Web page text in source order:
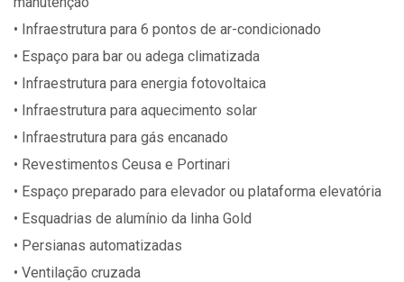
• Infraestrutura para 6 pontos de ar-condicionado
• Espaço para bar ou adega climatizada
• Infraestrutura para energia fotovoltaica
• Infraestrutura para aquecimento solar
• Infraestrutura para gás encanado
• Revestimentos Ceusa e Portinari
• Espaço preparado para elevador ou plataforma elevatória
• Esquadrias de alumínio da linha Gold
• Persianas automatizadas
• Ventilação cruzada